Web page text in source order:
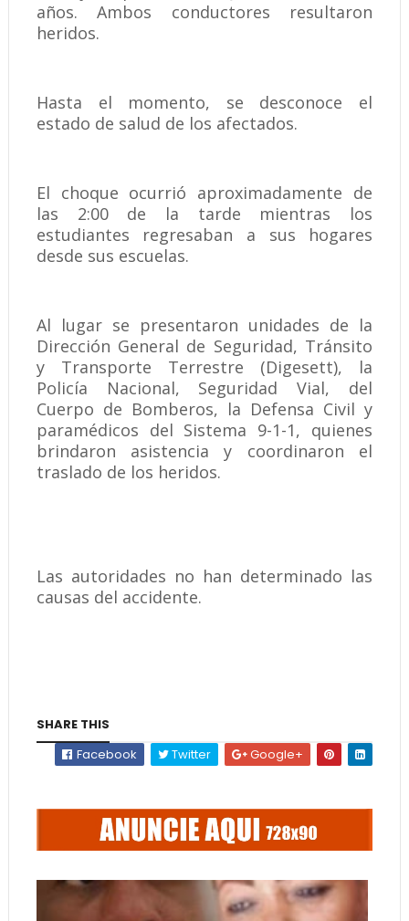
años. Ambos conductores resultaron
heridos.
Hasta el momento, se desconoce el
estado de salud de los afectados.
El choque ocurrió aproximadamente de
las 2:00 de la tarde mientras los
estudiantes regresaban a sus hogares
desde sus escuelas.
Al lugar se presentaron unidades de la
Dirección General de Seguridad, Tránsito
y Transporte Terrestre (Digesett), la
Policía Nacional, Seguridad Vial, del
Cuerpo de Bomberos, la Defensa Civil y
paramédicos del Sistema 9-1-1, quienes
brindaron asistencia y coordinaron el
traslado de los heridos.
Las autoridades no han determinado las
causas del accidente.
SHARE THIS
Facebook
Twitter Google+